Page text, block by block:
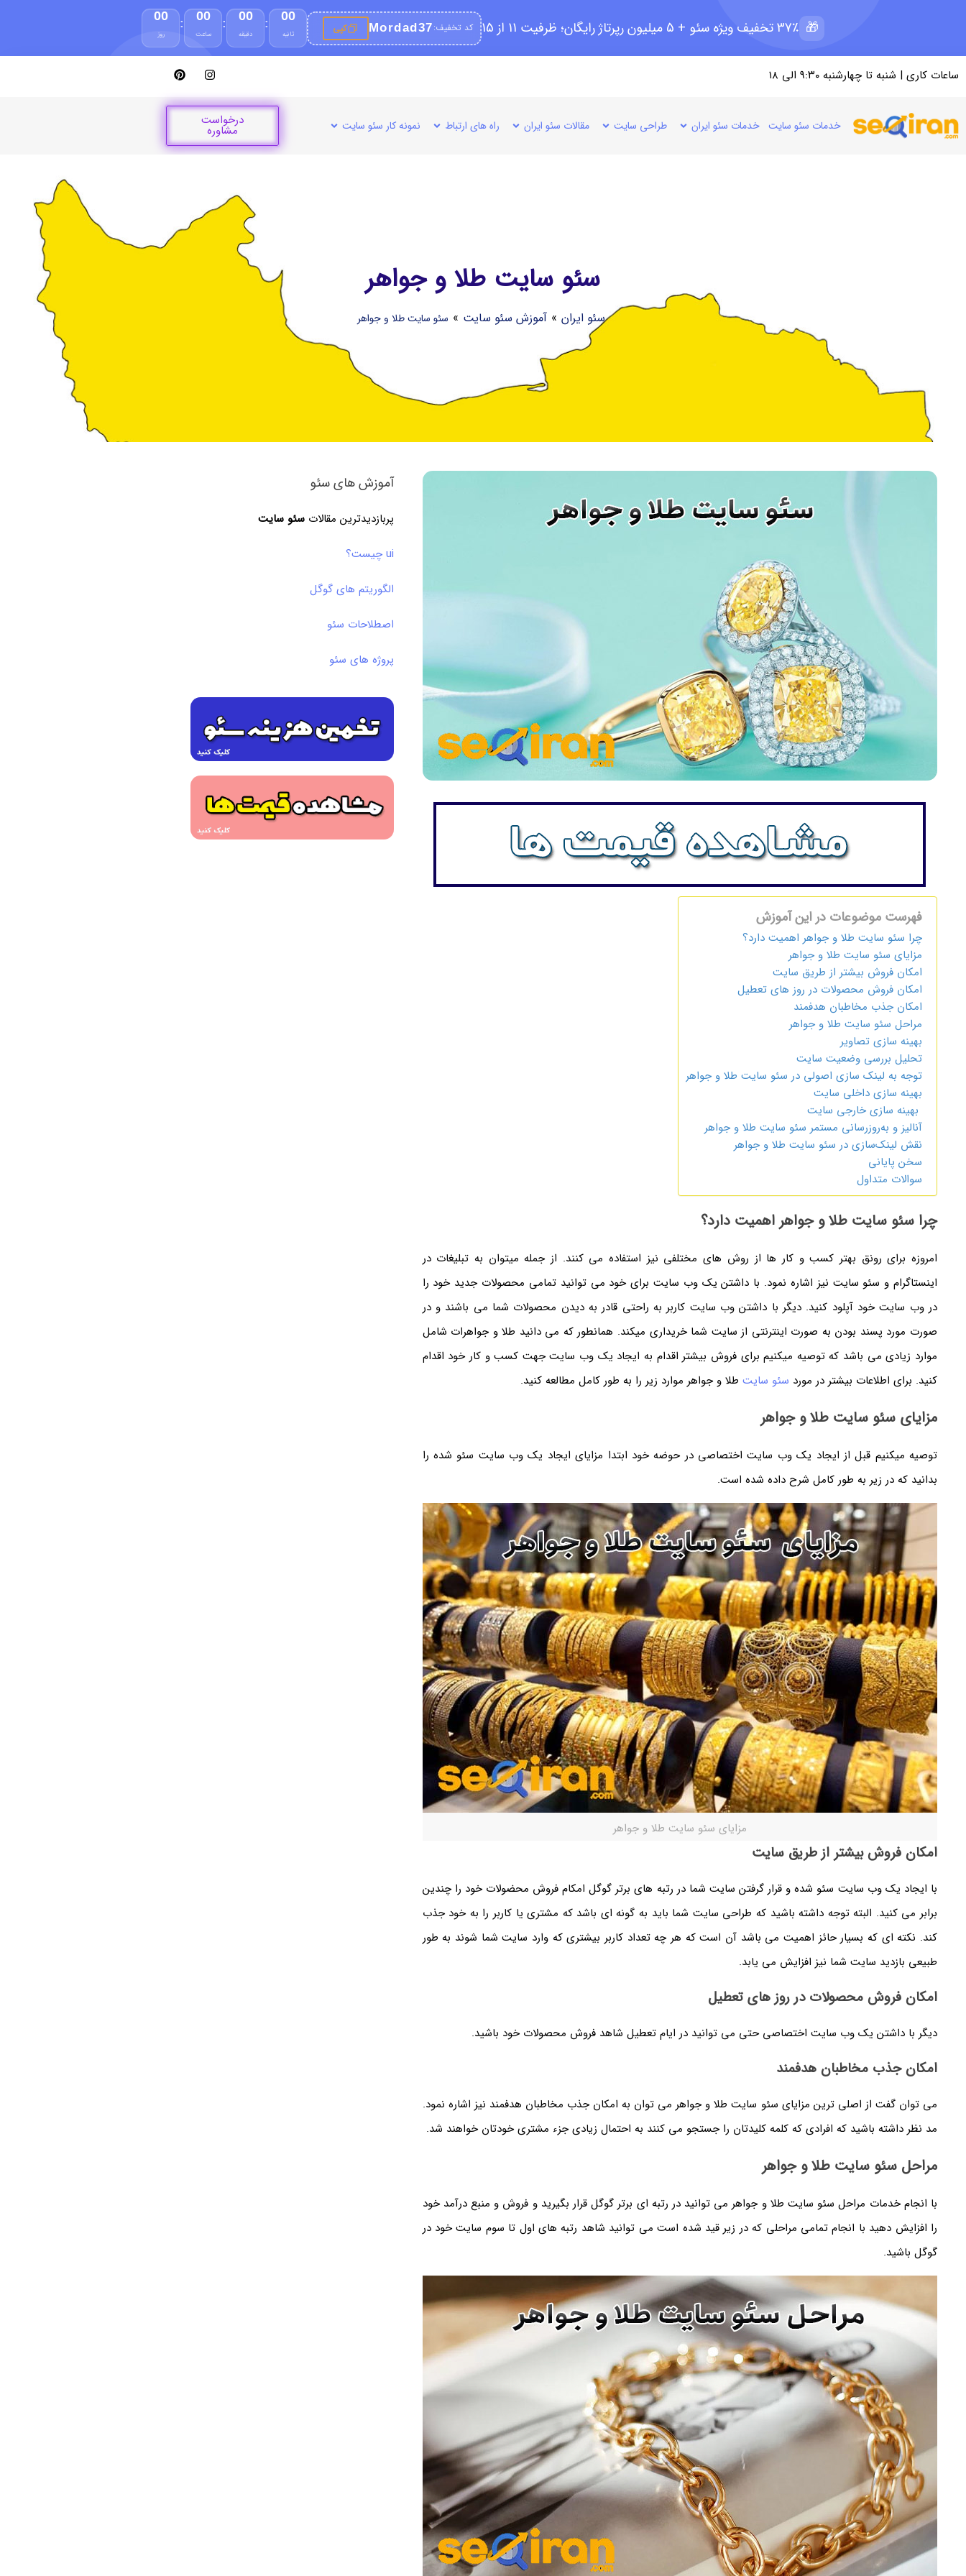
🎁 37٪ تخفیف ویژه سئو + 5 میلیون رپرتاژ رایگان؛ ظرفیت 11 از 15 کد تخفیف:Mordad37 کپی
00
روز
:
00
ساعت
:
00
دقیقه
:
00
ثانیه
ساعات کاری | شنبه تا چهارشنبه ۹:۳۰ الی ۱۸
خدمات سئو سایت خدمات سئو ایران طراحی سایت مقالات سئو ایران راه های ارتباط نمونه کار سئو سایت درخواست
مشاوره
سئو سایت طلا و جواهر
سئو ایران » آموزش سئو سایت » سئو سایت طلا و جواهر
فهرست موضوعات در این آموزش
چرا سئو سایت طلا و جواهر اهمیت دارد؟
مزایای سئو سایت طلا و جواهر
امکان فروش بیشتر از طریق سایت
امکان فروش محصولات در روز های تعطیل
امکان جذب مخاطبان هدفمند
مراحل سئو سایت طلا و جواهر
بهینه سازی تصاویر
تحلیل بررسی وضعیت سایت
توجه به لینک سازی اصولی در سئو سایت طلا و جواهر
بهینه سازی داخلی سایت
بهینه سازی خارجی سایت
آنالیز و به‌روزرسانی مستمر سئو سایت طلا و جواهر
نقش لینک‌سازی در سئو سایت طلا و جواهر
سخن پایانی
سوالات متداول
چرا سئو سایت طلا و جواهر اهمیت دارد؟
امروزه برای رونق بهتر کسب و کار ها از روش های مختلفی نیز استفاده می کنند. از جمله میتوان به تبلیغات در
اینستاگرام و سئو سایت نیز اشاره نمود. با داشتن یک وب سایت برای خود می توانید تمامی محصولات جدید خود را
در وب سایت خود آپلود کنید. دیگر با داشتن وب سایت کاربر به راحتی قادر به دیدن محصولات شما می باشند و در
صورت مورد پسند بودن به صورت اینترنتی از سایت شما خریداری میکند. همانطور که می دانید طلا و جواهرات شامل
موارد زیادی می باشد که توصیه میکنیم برای فروش بیشتر اقدام به ایجاد یک وب سایت جهت کسب و کار خود اقدام
کنید. برای اطلاعات بیشتر در مورد سئو سایت طلا و جواهر موارد زیر را به طور کامل مطالعه کنید.
مزایای سئو سایت طلا و جواهر
توصیه میکنیم قبل از ایجاد یک وب سایت اختصاصی در حوضه خود ابتدا مزایای ایجاد یک وب سایت سئو شده را
بدانید که در زیر به طور کامل شرح داده شده است.
مزایای سئو سایت طلا و جواهر
امکان فروش بیشتر از طریق سایت
با ایجاد یک وب سایت سئو شده و قرار گرفتن سایت شما در رتبه های برتر گوگل امکام فروش محضولات خود را چندین
برابر می کنید. البته توجه داشته باشید که طراحی سایت شما باید به گونه ای باشد که مشتری یا کاربر را به خود جذب
کند. نکته ای که بسیار حائز اهمیت می باشد آن است که هر چه تعداد کاربر بیشتری که وارد سایت شما شوند به طور
طبیعی بازدید سایت شما نیز افزایش می یابد.
امکان فروش محصولات در روز های تعطیل
دیگر با داشتن یک وب سایت اختصاصی حتی می توانید در ایام تعطیل شاهد فروش محصولات خود باشید.
امکان جذب مخاطبان هدفمند
می توان گفت از اصلی ترین مزایای سئو سایت طلا و جواهر می توان به امکان جذب مخاطبان هدفمند نیز اشاره نمود.
مد نظر داشته باشید که افرادی که کلمه کلیدتان را جستجو می کنند به احتمال زیادی جزء مشتری خودتان خواهند شد.
مراحل سئو سایت طلا و جواهر
با انجام خدمات مراحل سئو سایت طلا و جواهر می توانید در رتبه ای برتر گوگل قرار بگیرید و فروش و منبع درآمد خود
را افزایش دهید با انجام تمامی مراحلی که در زیر قید شده است می توانید شاهد رتبه های اول تا سوم سایت خود در
گوگل باشید.
آموزش های سئو
پربازدیدترین مقالاتسئو سایت
ui چیست؟
الگوریتم های گوگل
اصطلاحات سئو
پروژه های سئو